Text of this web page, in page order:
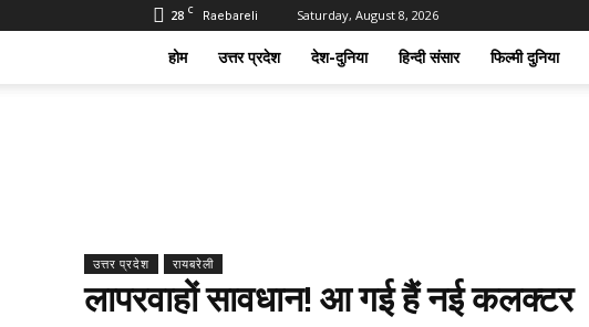
28 C Raebareli Saturday, August 8, 2026
होम उत्तर प्रदेश देश-दुनिया हिन्दी संसार फिल्मी दुनिया
उत्तर प्रदेश रायबरेली
लापरवाहों सावधान! आ गई हैं नई कलक्टर